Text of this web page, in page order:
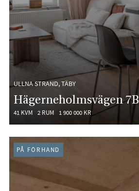
ULLNA STRAND, TÄBY
Hägerneholmsvägen 7B
41 KVM 2 RUM 1 900 000 KR
PÅ FÖRHAND